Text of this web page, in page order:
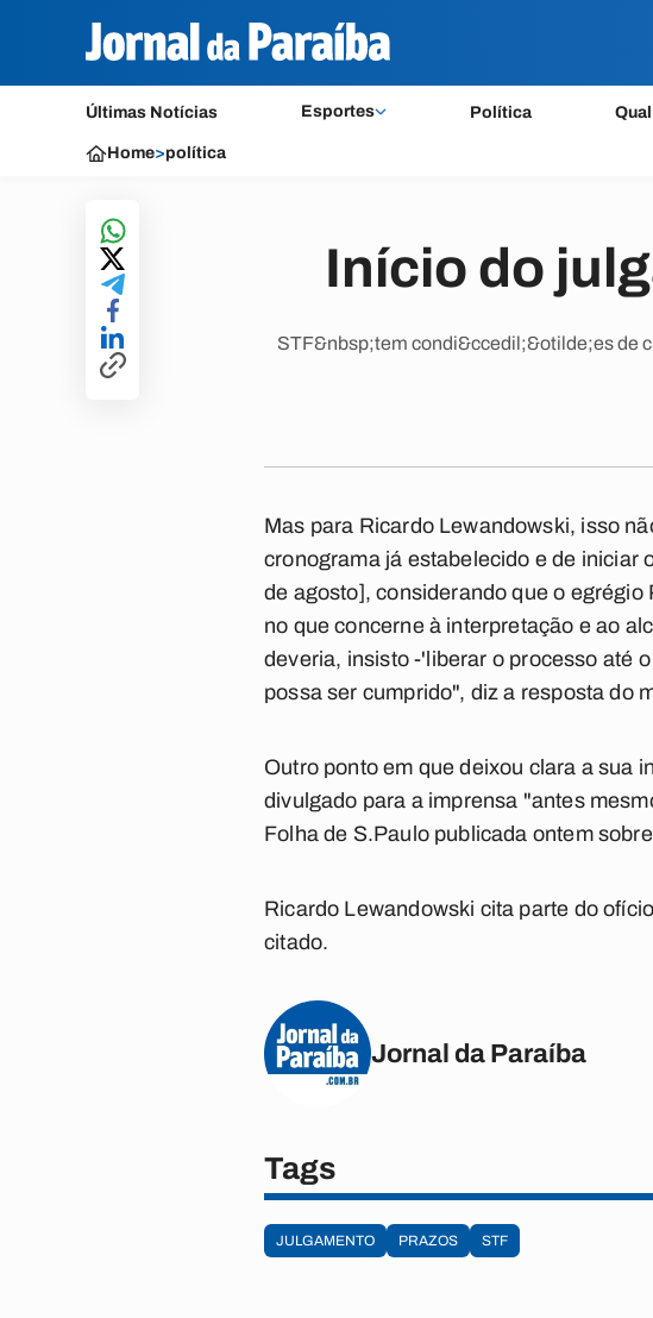
Últimas Notícias Esportes Política
Home>política
Início do
STF&nbsp;tem condi&ccedil;&otilde;es de
Mas para Ricardo Lewandowski, isso
cronograma já estabelecido e de iniciar
de agosto], considerando que o
no que concerne à interpretação e ao
deveria, insisto -'liberar o processo até
possa ser cumprido", diz a resposta do
Outro ponto em que deixou clara a sua
divulgado para a imprensa "antes
Folha de S.Paulo publicada ontem
Ricardo Lewandowski cita parte do
citado.
Jornal da Paraíba
Tags
JULGAMENTO PRAZOS STF